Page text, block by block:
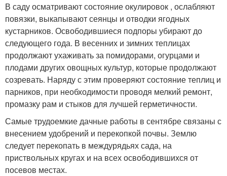
В саду осматривают состояние окулировок , ослабляют
повязки, выкапывают сеянцы и отводки ягодных
кустарников. Освободившиеся подпоры убирают до
следующего года. В весенних и зимних теплицах
продолжают ухаживать за помидорами, огурцами и
плодами других овощных культур, которые продолжают
созревать. Наряду с этим проверяют состояние теплиц и
парников, при необходимости проводя мелкий ремонт,
промазку рам и стыков для лучшей герметичности.
Самые трудоемкие дачные работы в сентябре связаны с
внесением удобрений и перекопкой почвы. Землю
следует перекопать в междурядьях сада, на
приствольных кругах и на всех освободившихся от
посевов местах.